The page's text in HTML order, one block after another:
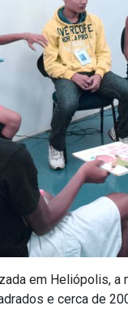
em Heliópolis,
e cerca de